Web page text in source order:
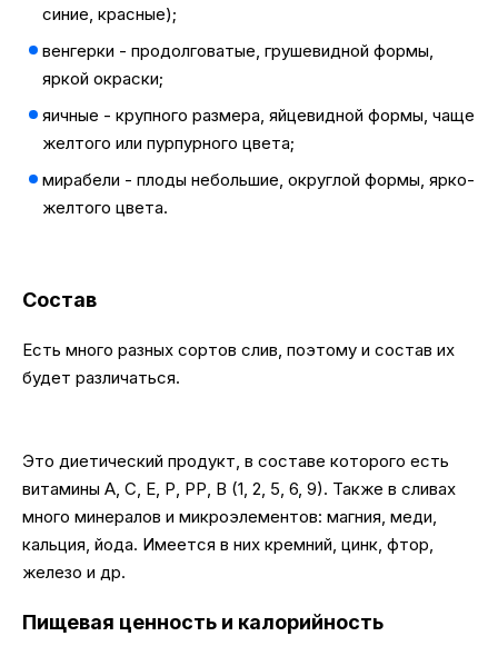
синие, красные);
венгерки - продолговатые, грушевидной формы,
яркой окраски;
яичные - крупного размера, яйцевидной формы, чаще
желтого или пурпурного цвета;
мирабели - плоды небольшие, округлой формы, ярко-
желтого цвета.
Состав
Есть много разных сортов слив, поэтому и состав их
будет различаться.
Это диетический продукт, в составе которого есть
витамины А, С, Е, Р, РР, В (1, 2, 5, 6, 9). Также в сливах
много минералов и микроэлементов: магния, меди,
кальция, йода. Имеется в них кремний, цинк, фтор,
железо и др.
Пищевая ценность и калорийность